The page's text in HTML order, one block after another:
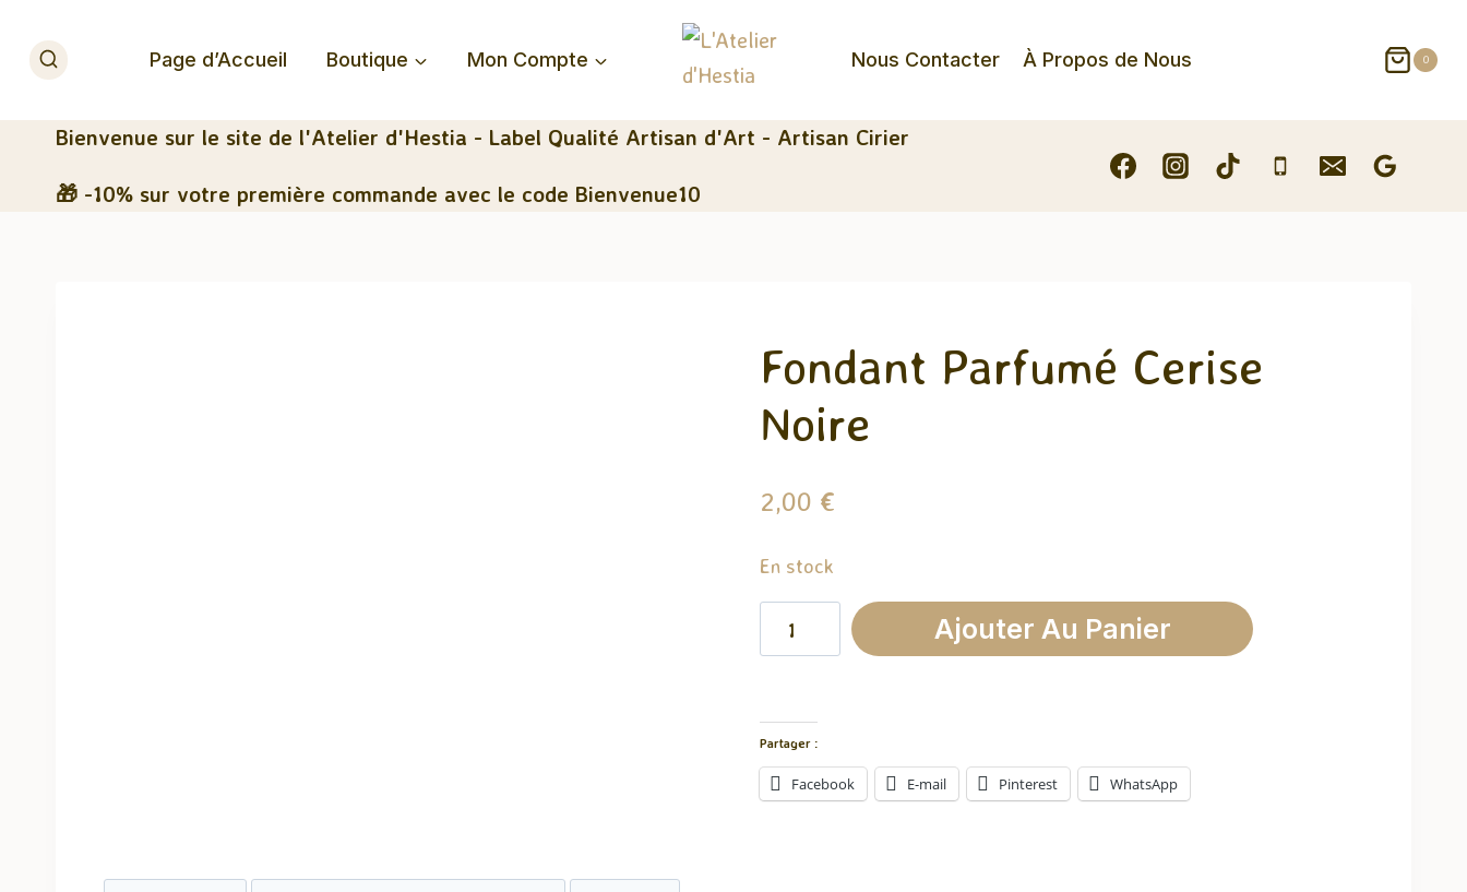
contenu
Page d’Accueil Boutique Mon Compte Nous Contacter À Propos de Nous 0
Bienvenue sur le site de l'Atelier d'Hestia - Label Qualité Artisan d'Art - Artisan Cirier
🎁 -10% sur votre première commande avec le code Bienvenue10
Fondant Parfumé Cerise
Noire
2,00 €
En stock
quantité
de
Parfumé
Cerise
Noire
Ajouter Au Panier
Partager :
Facebook E-mail Pinterest WhatsApp